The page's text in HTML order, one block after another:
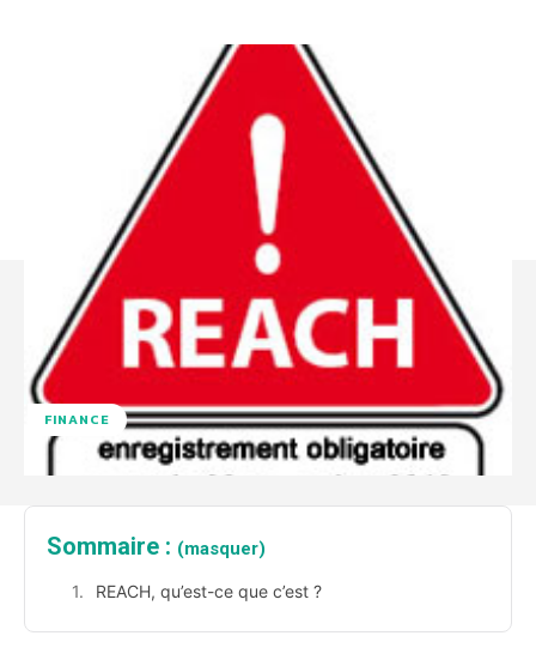
FINANCE
Sommaire : (masquer)
REACH, qu’est-ce que c’est ?